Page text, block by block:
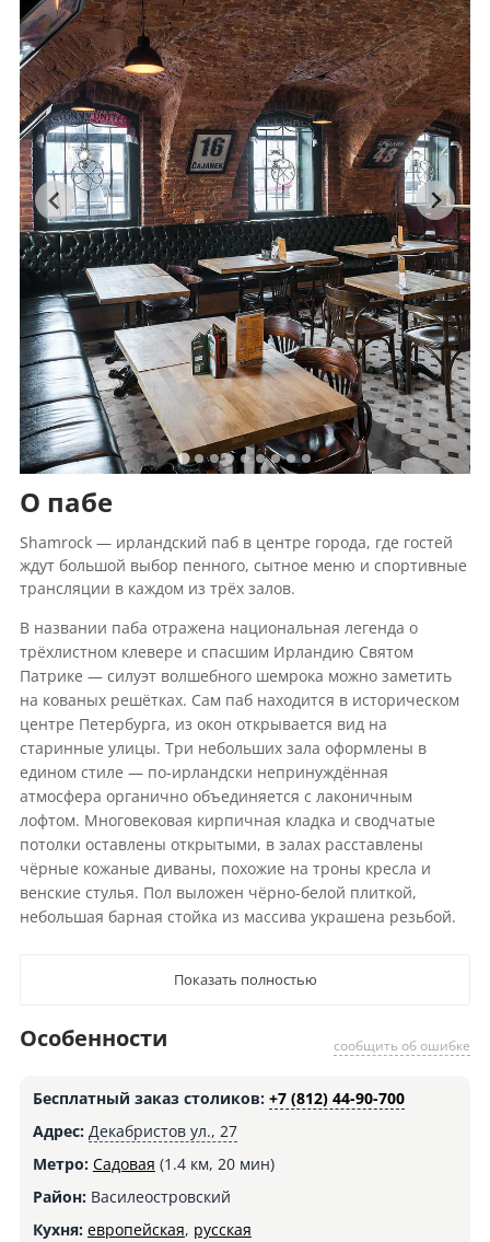
О пабе
Shamrock — ирландский паб в центре города, где гостей
ждут большой выбор пенного, сытное меню и спортивные
трансляции в каждом из трёх залов.
В названии паба отражена национальная легенда о
трёхлистном клевере и спасшим Ирландию Святом
Патрике — силуэт волшебного шемрока можно заметить
на кованых решётках. Сам паб находится в историческом
центре Петербурга, из окон открывается вид на
старинные улицы. Три небольших зала оформлены в
едином стиле — по-ирландски непринуждённая
атмосфера органично объединяется с лаконичным
лофтом. Многовековая кирпичная кладка и сводчатые
потолки оставлены открытыми, в залах расставлены
чёрные кожаные диваны, похожие на троны кресла и
венские стулья. Пол выложен чёрно-белой плиткой,
небольшая барная стойка из массива украшена резьбой.
Показать полностью
сообщить об ошибке
Особенности
Бесплатный заказ столиков: +7 (812) 44-90-700
Адрес: Декабристов ул., 27
Метро: Садовая (1.4 км, 20 мин)
Район:Василеостровский
Кухня: европейская, русская